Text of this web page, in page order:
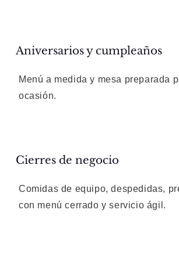
Aniversarios y cumpleaños
Menú a medida y mesa preparada
ocasión.
Cierres de negocio
Comidas de equipo, despedidas,
con menú cerrado y servicio ágil.